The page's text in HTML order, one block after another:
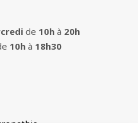
de 10h à 20h
10h à 18h30